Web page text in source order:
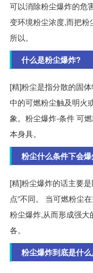
可以消除粉尘爆炸的危
变环境粉尘浓度,而把
所以。
什么是粉尘爆炸?
[精]粉尘是指分散的固
中的可燃粉尘触及明火
象。粉尘爆炸-条件 可
本身具。
粉尘什么条件下会
[精]粉尘爆炸的话主要
点”不同。 当可燃粉尘
粉尘爆炸,从而形成强
各。
粉尘爆炸到底是什